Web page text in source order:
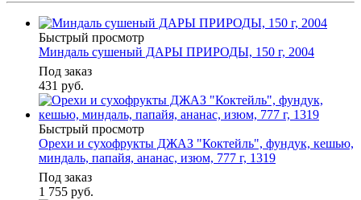
Быстрый просмотр
Миндаль сушеный ДАРЫ ПРИРОДЫ, 150 г, 2004
Под заказ
431 руб.
Быстрый просмотр
Орехи и сухофрукты ДЖАЗ "Коктейль", фундук, кешью,
миндаль, папайя, ананас, изюм, 777 г, 1319
Под заказ
1 755 руб.